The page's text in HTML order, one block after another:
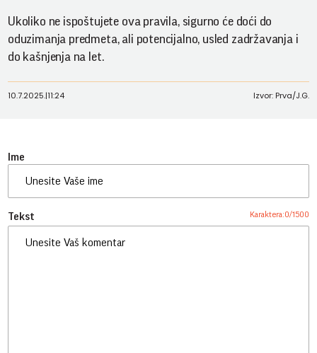
Ukoliko ne ispoštujete ova pravila, sigurno će doći do
oduzimanja predmeta, ali potencijalno, usled zadržavanja i
do kašnjenja na let.
10.7.2025.|11:24 Izvor: Prva/J.G.
Ime
Tekst Karaktera:0/1500